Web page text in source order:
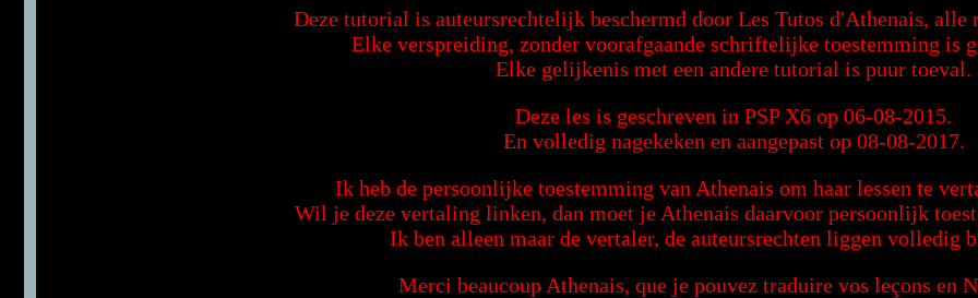
Deze tutorial is auteursrechtelijk beschermd door Les Tutos d'Athenais, alle
Elke verspreiding, zonder voorafgaande schriftelijke toestemming is
Elke gelijkenis met een andere tutorial is puur toeval.
Deze les is geschreven in PSP X6 op 06-08-2015.
En volledig nagekeken en aangepast op 08-08-2017.
Ik heb de persoonlijke toestemming van Athenais om haar lessen te
Wil je deze vertaling linken, dan moet je Athenais daarvoor persoonlijk
Ik ben alleen maar de vertaler, de auteursrechten liggen volledig
Merci beaucoup Athenais, que je pouvez traduire vos leçons en